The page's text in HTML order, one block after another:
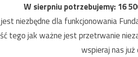
W sierpniu potrzebujemy:16
niezbędne dla funkcjonowania
tego jak ważne jest przetrwanie
wspieraj nas